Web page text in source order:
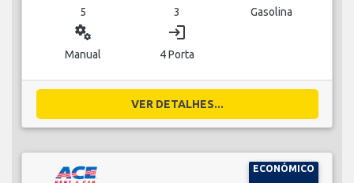
5 3 Gasolina
miscellaneous_services
Manual
login
4 Porta
VER DETALHES...
ECONÓMICO